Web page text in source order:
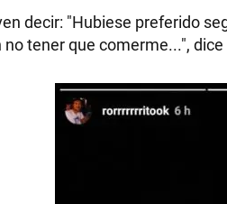
decir: "Hubiese preferido
tener que comerme...",